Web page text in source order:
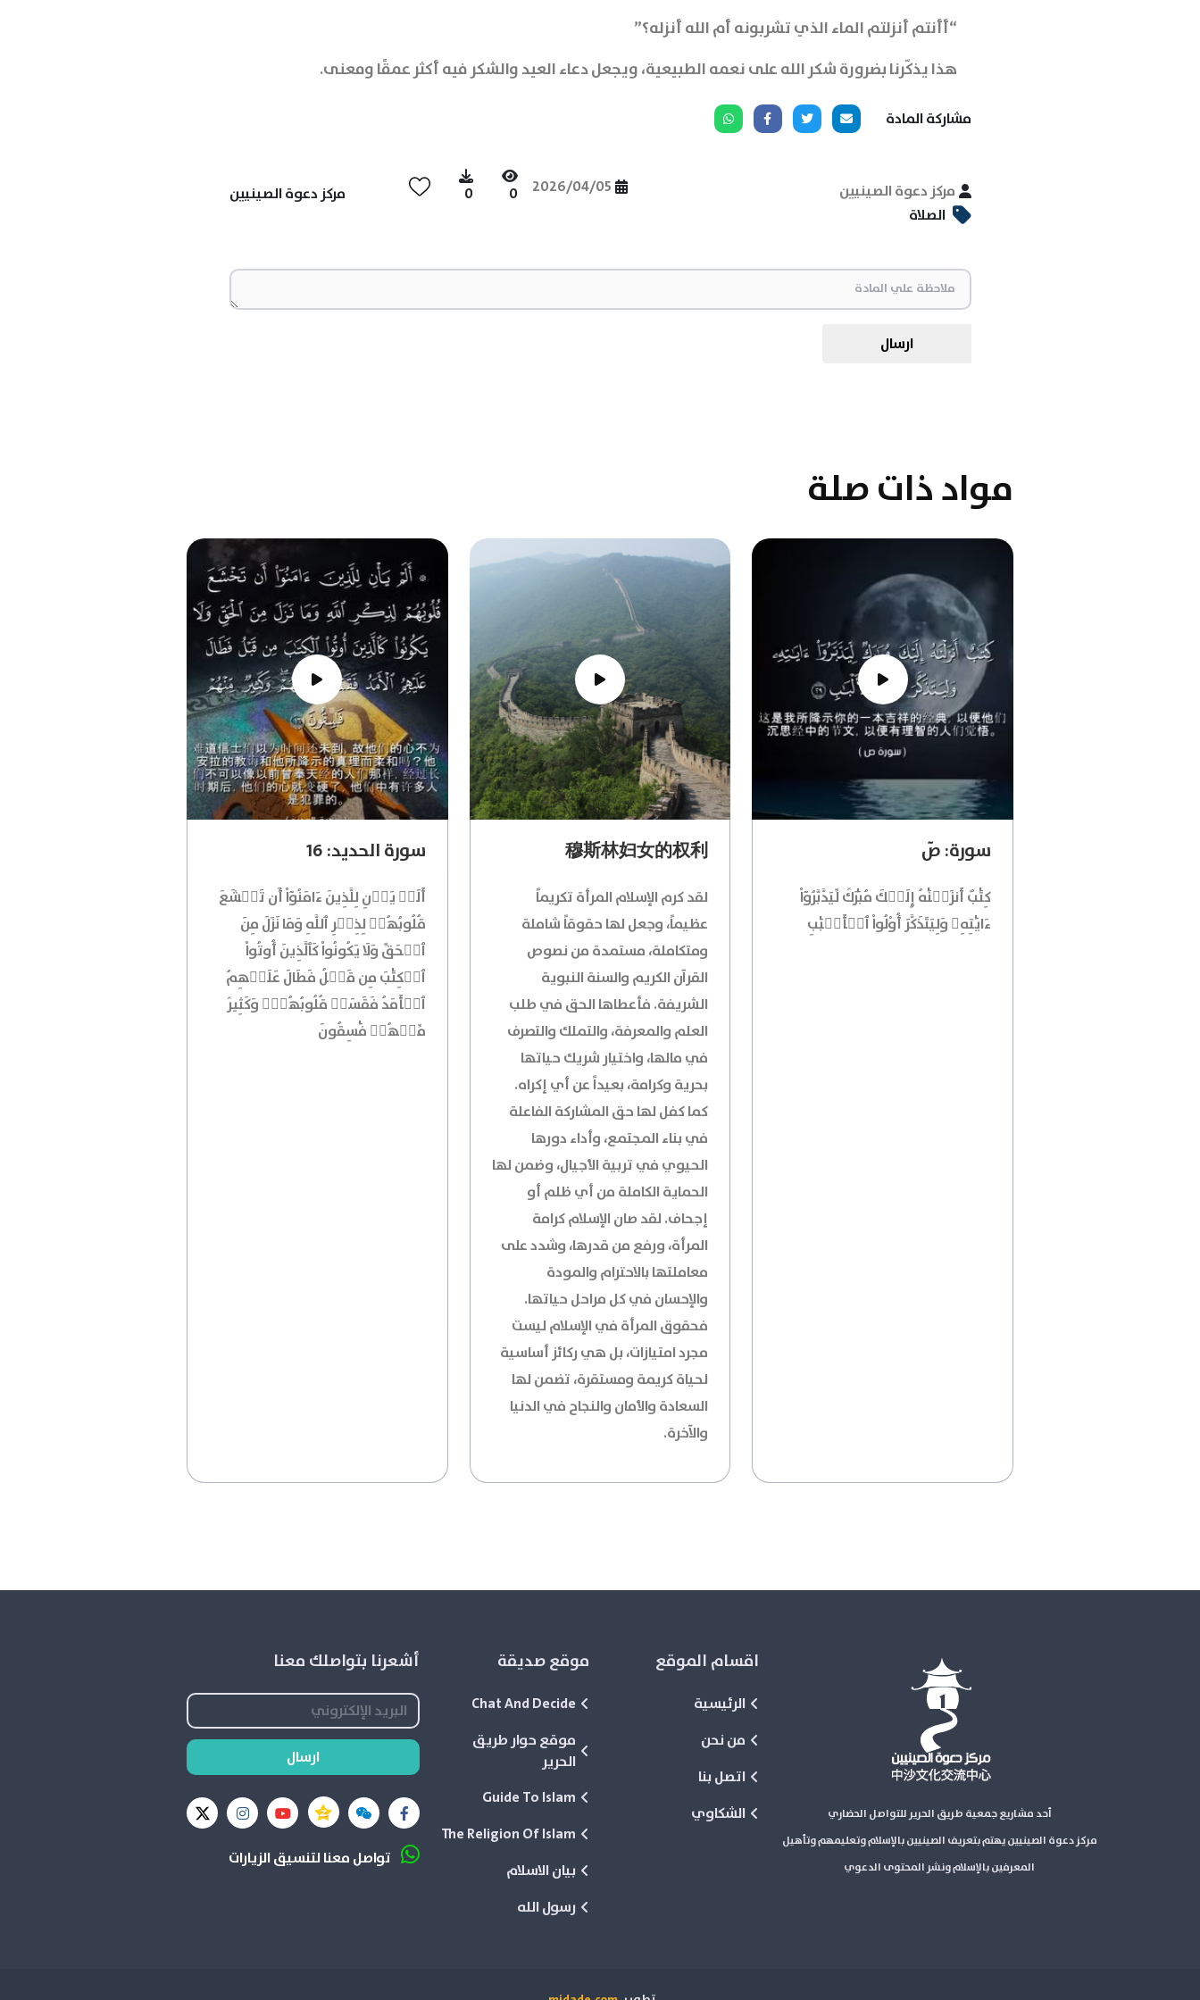
“أأنتم أنزلتم الماء الذي تشربونه أم الله أنزله؟”
هذا يذكّرنا بضرورة شكر الله على نعمه الطبيعية، ويجعل دعاء العيد والشكر فيه أكثر عمقًا ومعنى.
مشاركة المادة
مركز دعوة الصينيين 2026/04/05
0
0
مركز دعوة الصينيين
الصلاة
ارسال
مواد ذات صلة
سورة: صٓ
كِتَٰبٌ أَنزَلۡنَٰهُ إِلَيۡكَ مُبَٰرَكٞ لِّيَدَّبَّرُوٓاْ
ءَايَٰتِهِۦ وَلِيَتَذَكَّرَ أُوْلُواْ ٱلۡأَلۡبَٰبِ
穆斯林妇女的权利
لقد كرم الإسلام المرأة تكريماً
عظيماً، وجعل لها حقوقاً شاملة
ومتكاملة، مستمدة من نصوص
القرآن الكريم والسنة النبوية
الشريفة. فأعطاها الحق في طلب
العلم والمعرفة، والتملك والتصرف
في مالها، واختيار شريك حياتها
بحرية وكرامة، بعيداً عن أي إكراه.
كما كفل لها حق المشاركة الفاعلة
في بناء المجتمع، وأداء دورها
الحيوي في تربية الأجيال، وضمن لها
الحماية الكاملة من أي ظلم أو
إجحاف. لقد صان الإسلام كرامة
المرأة، ورفع من قدرها، وشدد على
معاملتها بالاحترام والمودة
والإحسان في كل مراحل حياتها.
فحقوق المرأة في الإسلام ليست
مجرد امتيازات، بل هي ركائز أساسية
لحياة كريمة ومستقرة، تضمن لها
السعادة والأمان والنجاح في الدنيا
والآخرة.
سورة الحديد: 16
أَلَمۡ يَأۡنِ لِلَّذِينَ ءَامَنُوٓاْ أَن تَخۡشَعَ
قُلُوبُهُمۡ لِذِكۡرِ ٱللَّهِ وَمَا نَزَلَ مِنَ
ٱلۡحَقِّ وَلَا يَكُونُواْ كَٱلَّذِينَ أُوتُواْ
ٱلۡكِتَٰبَ مِن قَبۡلُ فَطَالَ عَلَيۡهِمُ
ٱلۡأَمَدُ فَقَسَتۡ قُلُوبُهُمۡۖ وَكَثِيرٞ
مِّنۡهُمۡ فَٰسِقُونَ
أحد مشاريع جمعية طريق الحرير للتواصل الحضاري
مركز دعوة الصينيين يهتم بتعريف الصينيين بالإسلام وتعليمهم وتأهيل
المعرفين بالإسلام ونشر المحتوى الدعوي
اقسام الموقع
الرئيسية
من نحن
اتصل بنا
الشكاوي
موقع صديقة
Chat And Decide
موقع حوار طريق
الحرير
Guide To Islam
The Religion Of Islam
بيان الاسلام
رسول الله
أشعرنا بتواصلك معنا
ارسال
تواصل معنا لتنسيق الزيارات